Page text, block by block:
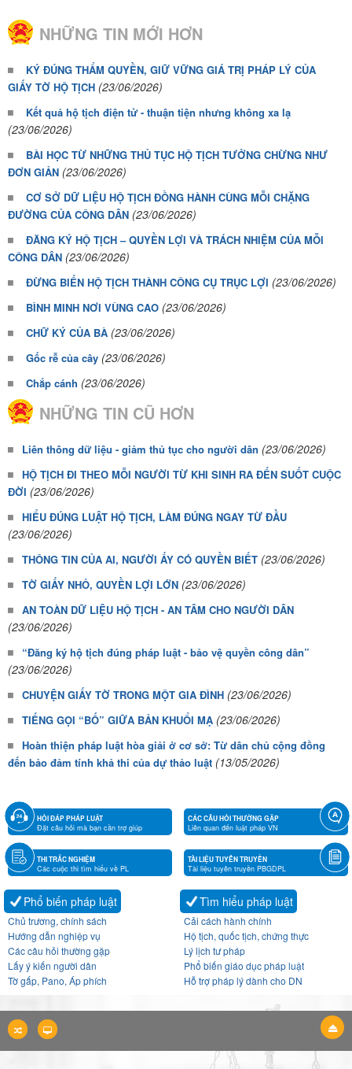
NHỮNG TIN MỚI HƠN
KÝ ĐÚNG THẨM QUYỀN, GIỮ VỮNG GIÁ TRỊ PHÁP LÝ CỦA
GIẤY TỜ HỘ TỊCH (23/06/2026)
Kết quả hộ tịch điện tử - thuận tiện nhưng không xa lạ
(23/06/2026)
BÀI HỌC TỪ NHỮNG THỦ TỤC HỘ TỊCH TƯỞNG CHỪNG NHƯ
ĐƠN GIẢN (23/06/2026)
CƠ SỞ DỮ LIỆU HỘ TỊCH ĐỒNG HÀNH CÙNG MỖI CHẶNG
ĐƯỜNG CỦA CÔNG DÂN (23/06/2026)
ĐĂNG KÝ HỘ TỊCH – QUYỀN LỢI VÀ TRÁCH NHIỆM CỦA MỖI
CÔNG DÂN (23/06/2026)
ĐỪNG BIẾN HỘ TỊCH THÀNH CÔNG CỤ TRỤC LỢI (23/06/2026)
BÌNH MINH NƠI VÙNG CAO (23/06/2026)
CHỮ KÝ CỦA BÀ (23/06/2026)
Gốc rễ của cây (23/06/2026)
Chắp cánh (23/06/2026)
NHỮNG TIN CŨ HƠN
Liên thông dữ liệu - giảm thủ tục cho người dân (23/06/2026)
HỘ TỊCH ĐI THEO MỖI NGƯỜI TỪ KHI SINH RA ĐẾN SUỐT CUỘC
ĐỜI (23/06/2026)
HIỂU ĐÚNG LUẬT HỘ TỊCH, LÀM ĐÚNG NGAY TỪ ĐẦU
(23/06/2026)
THÔNG TIN CỦA AI, NGƯỜI ẤY CÓ QUYỀN BIẾT (23/06/2026)
TỜ GIẤY NHỎ, QUYỀN LỢI LỚN (23/06/2026)
AN TOÀN DỮ LIỆU HỘ TỊCH - AN TÂM CHO NGƯỜI DÂN
(23/06/2026)
“Đăng ký hộ tịch đúng pháp luật - bảo vệ quyền công dân”
(23/06/2026)
CHUYỆN GIẤY TỜ TRONG MỘT GIA ĐÌNH (23/06/2026)
TIẾNG GỌI “BỐ” GIỮA BẢN KHUỔI MẠ (23/06/2026)
Hoàn thiện pháp luật hòa giải ở cơ sở: Từ dân chủ cộng đồng
đến bảo đảm tính khả thi của dự thảo luật (13/05/2026)
HỎI ĐÁP PHÁP LUẬT
Đặt câu hỏi mà bạn cần trợ giúp
CÁC CÂU HỎI THƯỜNG GẶP
Liên quan đến luật pháp VN
THI TRẮC NGHIỆM
Các cuộc thi tìm hiểu về PL
TÀI LIỆU TUYÊN TRUYỀN
Tài liệu tuyên truyền PBGDPL
Phổ biến pháp luật
Chủ trương, chính sách
Hướng dẫn nghiệp vụ
Các câu hỏi thường gặp
Lấy ý kiến người dân
Tờ gấp, Pano, Áp phích
Tìm hiểu pháp luật
Cải cách hành chính
Hộ tịch, quốc tịch, chứng thực
Lý lịch tư pháp
Phổ biến giáo dục pháp luật
Hỗ trợ pháp lý dành cho DN